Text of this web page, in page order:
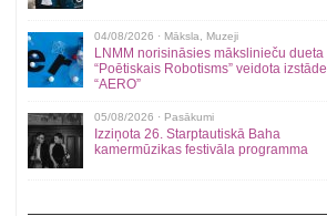
04/08/2026 · Māksla Muzeji
LNMM norisināsies mākslinieču dueta
“Poētiskais Robotisms” veidota izstāde
“AERO”
05/08/2026 · Pasākumi
Izziņota 26. Starptautiskā Baha
kamermūzikas festivāla programma